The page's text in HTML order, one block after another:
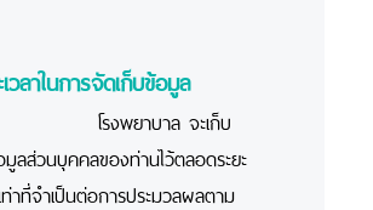
วลาในการจัดเก็บข้อมูล
ยาบาล จะเก็บ
ลส่วนบุคคลของท่านไว้ตลอดระยะ
ท่าที่จำเป็นต่อการประมวลผลตาม